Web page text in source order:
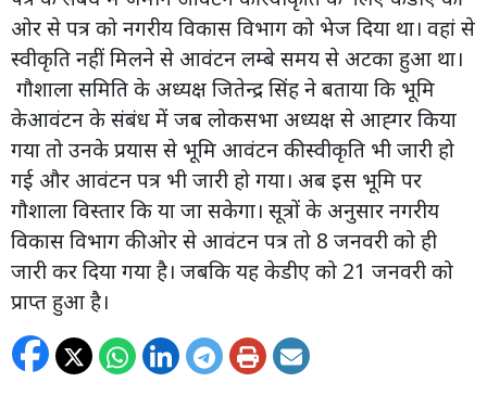
ओर से पत्र को नगरीय विकास विभाग को भेज दिया था। वहां से
स्वीकृति नहीं मिलने से आवंटन लम्बे समय से अटका हुआ था।
गौशाला समिति के अध्यक्ष जितेन्द्र सिंह ने बताया कि भूमि
केआवंटन के संबंध में जब लोकसभा अध्यक्ष से आह्गर किया
गया तो उनके प्रयास से भूमि आवंटन की स्वीकृति भी जारी हो
गई और आवंटन पत्र भी जारी हो गया। अब इस भूमि पर
गौशाला विस्तार कि या जा सकेगा। सूत्रों के अनुसार नगरीय
विकास विभाग की ओर से आवंटन पत्र तो 8 जनवरी को ही
जारी कर दिया गया है। जबकि यह केडीए को 21 जनवरी को
प्राप्त हुआ है।